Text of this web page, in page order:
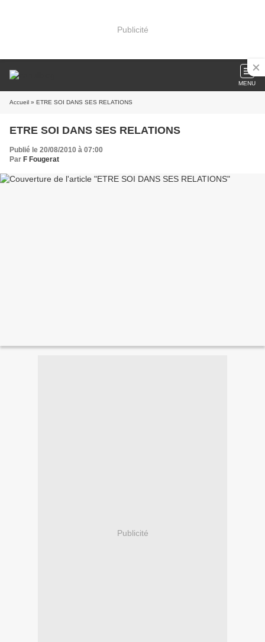
Publicité
MENU
Accueil » ETRE SOI DANS SES RELATIONS
ETRE SOI DANS SES RELATIONS
Publié le 20/08/2010 à 07:00
Par F Fougerat
Publicité